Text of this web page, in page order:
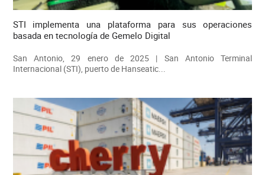
STI implementa una plataforma para sus operaciones
basada en tecnología de Gemelo Digital
San Antonio, 29 enero de 2025 | San Antonio Terminal
Internacional (STI), puerto de Hanseatic...